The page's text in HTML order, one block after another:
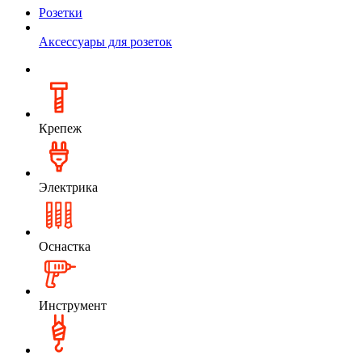
Розетки
Аксессуары для розеток
Крепеж
Электрика
Оснастка
Инструмент